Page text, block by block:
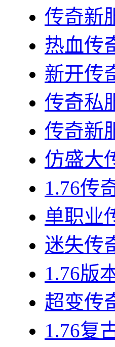
传奇新
热血传
新开传
传奇私
传奇新
仿盛大
1.76传
单职业
迷失传
1.76版
超变传
1.76复